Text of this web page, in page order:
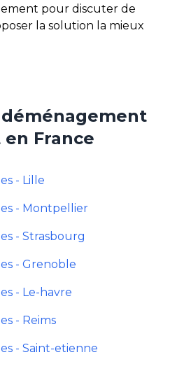
pour discuter de
la solution la mieux
France
- Lille
- Montpellier
- Strasbourg
- Grenoble
- Le-havre
- Reims
- Saint-etienne